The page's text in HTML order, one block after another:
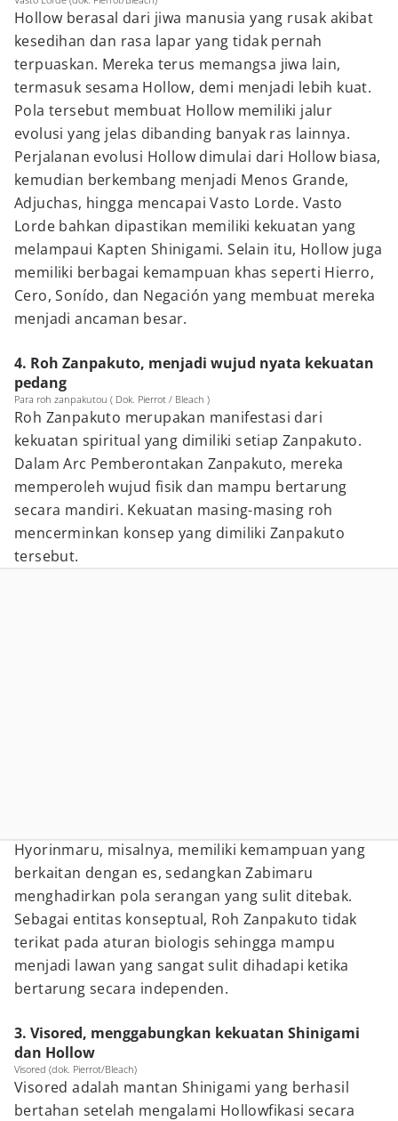
Hollow berasal dari jiwa manusia yang rusak akibat
kesedihan dan rasa lapar yang tidak pernah
terpuaskan. Mereka terus memangsa jiwa lain,
termasuk sesama Hollow, demi menjadi lebih kuat.
Pola tersebut membuat Hollow memiliki jalur
evolusi yang jelas dibanding banyak ras lainnya.
Perjalanan evolusi Hollow dimulai dari Hollow biasa,
kemudian berkembang menjadi Menos Grande,
Adjuchas, hingga mencapai Vasto Lorde. Vasto
Lorde bahkan dipastikan memiliki kekuatan yang
melampaui Kapten Shinigami. Selain itu, Hollow juga
memiliki berbagai kemampuan khas seperti Hierro,
Cero, Sonído, dan Negación yang membuat mereka
menjadi ancaman besar.
4. Roh Zanpakuto, menjadi wujud nyata kekuatan
pedang
Para roh zanpakutou ( Dok. Pierrot / Bleach )
Roh Zanpakuto merupakan manifestasi dari
kekuatan spiritual yang dimiliki setiap Zanpakuto.
Dalam Arc Pemberontakan Zanpakuto, mereka
memperoleh wujud fisik dan mampu bertarung
secara mandiri. Kekuatan masing-masing roh
mencerminkan konsep yang dimiliki Zanpakuto
tersebut.
Hyorinmaru, misalnya, memiliki kemampuan yang
berkaitan dengan es, sedangkan Zabimaru
menghadirkan pola serangan yang sulit ditebak.
Sebagai entitas konseptual, Roh Zanpakuto tidak
terikat pada aturan biologis sehingga mampu
menjadi lawan yang sangat sulit dihadapi ketika
bertarung secara independen.
3. Visored, menggabungkan kekuatan Shinigami
dan Hollow
Visored (dok. Pierrot/Bleach)
Visored adalah mantan Shinigami yang berhasil
bertahan setelah mengalami Hollowfikasi secara